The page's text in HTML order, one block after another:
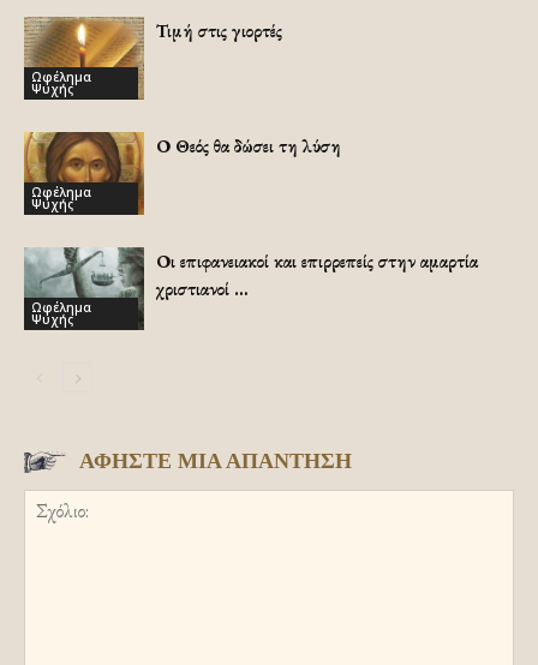
Ωφέλημα
Ψυχής
Τιμή στις γιορτές
Ωφέλημα
Ψυχής
Ο Θεός θα δώσει τη λύση
Ωφέλημα
Ψυχής
Οι επιφανειακοί και επιρρεπείς στην αμαρτία
χριστιανοί …
ΑΦΗΣΤΕ ΜΙΑ ΑΠΑΝΤΗΣΗ